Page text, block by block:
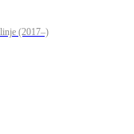
(2017–)